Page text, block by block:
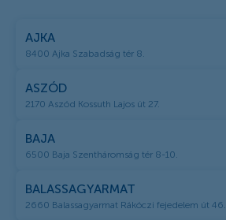
AJKA
8400 Ajka Szabadság tér 8.
ASZÓD
2170 Aszód Kossuth Lajos út 27.
BAJA
6500 Baja Szentháromság tér 8-10.
BALASSAGYARMAT
2660 Balassagyarmat Rákóczi fejedelem út 46.